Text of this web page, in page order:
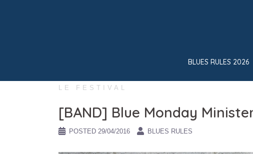
BLUES RULES 2026
LE FESTIVAL
[BAND] Blue Monday
POSTED 29/04/2016 BLUES RULES